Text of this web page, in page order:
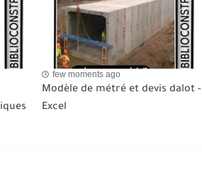
few moments ago
Modèle de métré et devis dalot -
Excel